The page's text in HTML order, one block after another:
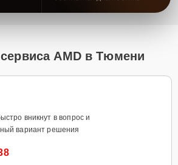
AMD в Тюмени
вникнут в вопрос и
вариант решения